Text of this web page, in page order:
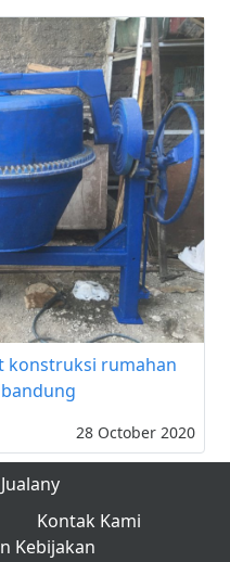
konstruksi rumahan
28 October 2020
Kontak Kami
Kebijakan